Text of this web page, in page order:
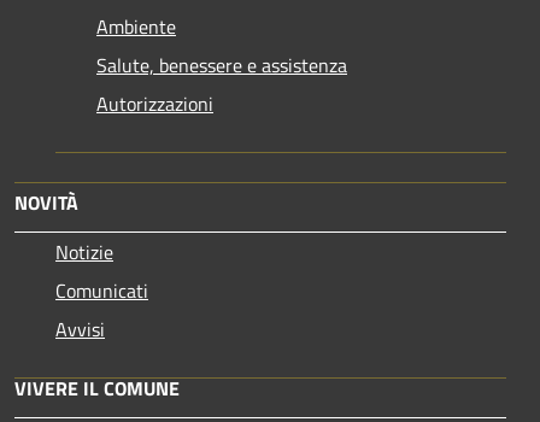
Ambiente
Salute, benessere e assistenza
Autorizzazioni
NOVITÀ
Notizie
Comunicati
Avvisi
VIVERE IL COMUNE